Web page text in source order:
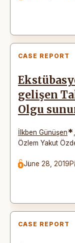
CASE REPORT
gelişen
Olgu
İlkben Günüşen*
Özlem Yakut
June 28, 2019
CASE REPORT